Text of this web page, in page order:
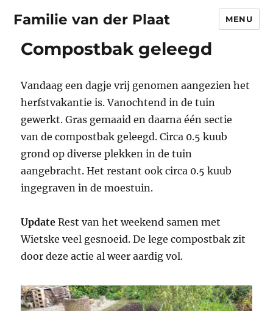
Familie van der Plaat MENU
Compostbak geleegd
Vandaag een dagje vrij genomen aangezien het
herfstvakantie is. Vanochtend in de tuin
gewerkt. Gras gemaaid en daarna één sectie
van de compostbak geleegd. Circa 0.5 kuub
grond op diverse plekken in de tuin
aangebracht. Het restant ook circa 0.5 kuub
ingegraven in de moestuin.
Update Rest van het weekend samen met
Wietske veel gesnoeid. De lege compostbak zit
door deze actie al weer aardig vol.